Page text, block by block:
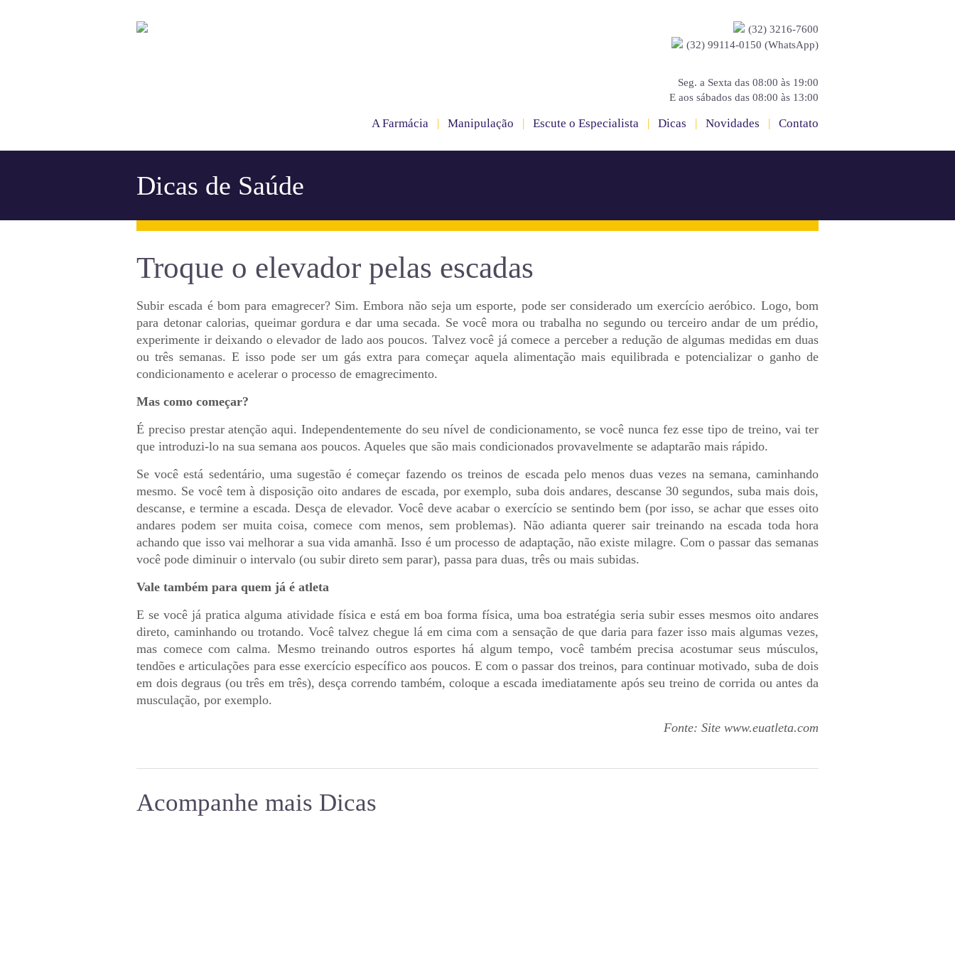
(32) 3216-7600
(32) 99114-0150 (WhatsApp)
Seg. a Sexta das 08:00 às 19:00
E aos sábados das 08:00 às 13:00
A Farmácia | Manipulação | Escute o Especialista | Dicas | Novidades | Contato
Dicas de Saúde
Troque o elevador pelas escadas
Subir escada é bom para emagrecer? Sim. Embora não seja um esporte, pode ser considerado um exercício aeróbico. Logo, bom
para detonar calorias, queimar gordura e dar uma secada. Se você mora ou trabalha no segundo ou terceiro andar de um prédio,
experimente ir deixando o elevador de lado aos poucos. Talvez você já comece a perceber a redução de algumas medidas em duas
ou três semanas. E isso pode ser um gás extra para começar aquela alimentação mais equilibrada e potencializar o ganho de
condicionamento e acelerar o processo de emagrecimento.
Mas como começar?
É preciso prestar atenção aqui. Independentemente do seu nível de condicionamento, se você nunca fez esse tipo de treino, vai ter
que introduzi-lo na sua semana aos poucos. Aqueles que são mais condicionados provavelmente se adaptarão mais rápido.
Se você está sedentário, uma sugestão é começar fazendo os treinos de escada pelo menos duas vezes na semana, caminhando
mesmo. Se você tem à disposição oito andares de escada, por exemplo, suba dois andares, descanse 30 segundos, suba mais dois,
descanse, e termine a escada. Desça de elevador. Você deve acabar o exercício se sentindo bem (por isso, se achar que esses oito
andares podem ser muita coisa, comece com menos, sem problemas). Não adianta querer sair treinando na escada toda hora
achando que isso vai melhorar a sua vida amanhã. Isso é um processo de adaptação, não existe milagre. Com o passar das semanas
você pode diminuir o intervalo (ou subir direto sem parar), passa para duas, três ou mais subidas.
Vale também para quem já é atleta
E se você já pratica alguma atividade física e está em boa forma física, uma boa estratégia seria subir esses mesmos oito andares
direto, caminhando ou trotando. Você talvez chegue lá em cima com a sensação de que daria para fazer isso mais algumas vezes,
mas comece com calma. Mesmo treinando outros esportes há algum tempo, você também precisa acostumar seus músculos,
tendões e articulações para esse exercício específico aos poucos. E com o passar dos treinos, para continuar motivado, suba de dois
em dois degraus (ou três em três), desça correndo também, coloque a escada imediatamente após seu treino de corrida ou antes da
musculação, por exemplo.
Fonte: Site www.euatleta.com
Acompanhe mais Dicas